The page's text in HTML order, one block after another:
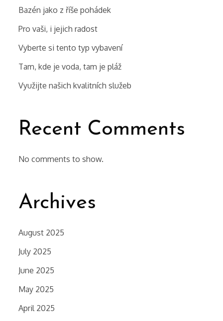
Bazén jako z říše pohádek
Pro vaši, i jejich radost
Vyberte si tento typ vybavení
Tam, kde je voda, tam je pláž
Využijte našich kvalitních služeb
Recent Comments
No comments to show.
Archives
August 2025
July 2025
June 2025
May 2025
April 2025